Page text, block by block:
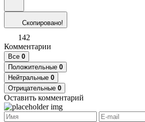
Скопировано!
142
Комментарии
Все 0
Положительные 0
Нейтральные 0
Отрицательные 0
Оставить комментарий